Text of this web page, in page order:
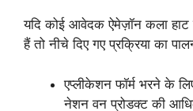
यदि कोई आवेदक ऐमेज़ॉन कला हाट
हैं तो नीचे दिए गए प्रक्रिया का
एप्लीकेशन फॉर्म भरने के
नेशन वन प्रोडक्ट की